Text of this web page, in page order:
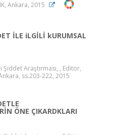
Ankara, 2015
İLE iLGİLİ kURUMSAL
Araştırması, , Editör,
ss.203-222, 2015
ÖNE ÇIKARDKLARI